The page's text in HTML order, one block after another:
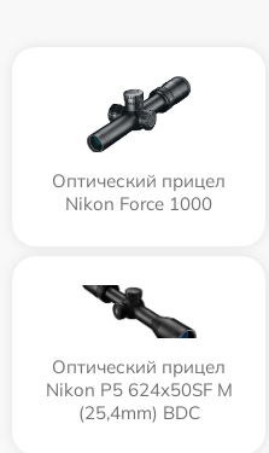
Оптический прицел
Nikon Force 1000
Оптический прицел
Nikon P5 624x50SF M
(25,4mm) BDC